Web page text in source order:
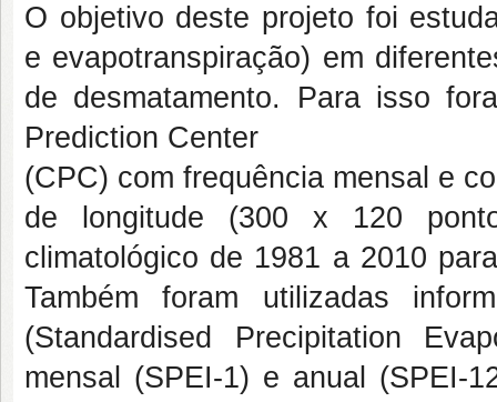
O objetivo deste projeto foi
e evapotranspiração) em
de desmatamento. Para isso
Prediction Center
(CPC) com frequência mensal e
de longitude (300 x 120
climatológico de 1981 a 2010
Também foram utilizadas
(Standardised Precipitation
mensal (SPEI-1) e anual (SPEI-